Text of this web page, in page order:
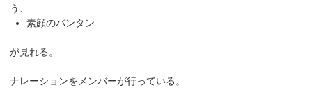
う、
素顔のバンタン
が見れる。
ナレーションをメンバーが行っている。